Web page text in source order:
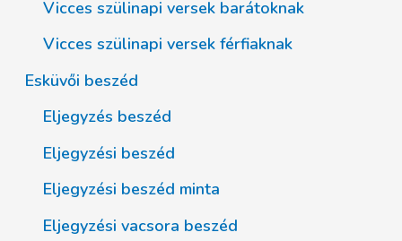
Vicces szülinapi versek barátoknak
Vicces szülinapi versek férfiaknak
Esküvői beszéd
Eljegyzés beszéd
Eljegyzési beszéd
Eljegyzési beszéd minta
Eljegyzési vacsora beszéd